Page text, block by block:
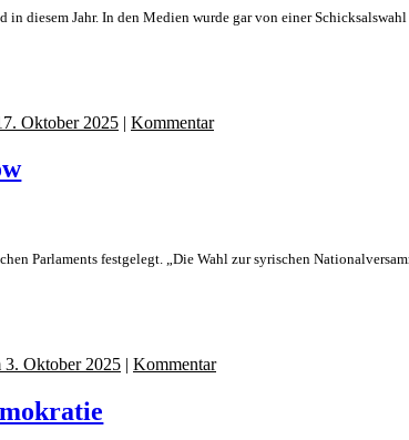
diesem Jahr. In den Medien wurde gar von einer
Oktober 2025 | Kommentar
Parlaments festgelegt. „Die Wahl zur syrischen
Oktober 2025 | Kommentar